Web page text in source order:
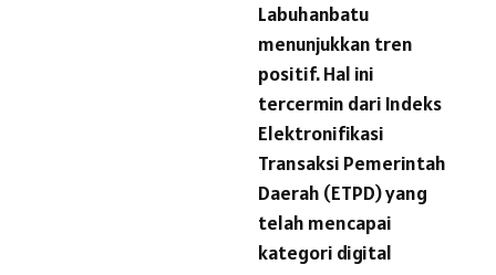
Labuhanbatu
menunjukkan tren
positif. Hal ini
tercermin dari Indeks
Elektronifikasi
Transaksi Pemerintah
Daerah (ETPD) yang
telah mencapai
kategori digital